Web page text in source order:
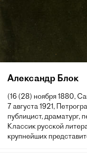
Александр Блок
(16 (28) ноября 1880,
7 августа 1921,
публицист, драматург,
Классик русской
крупнейших